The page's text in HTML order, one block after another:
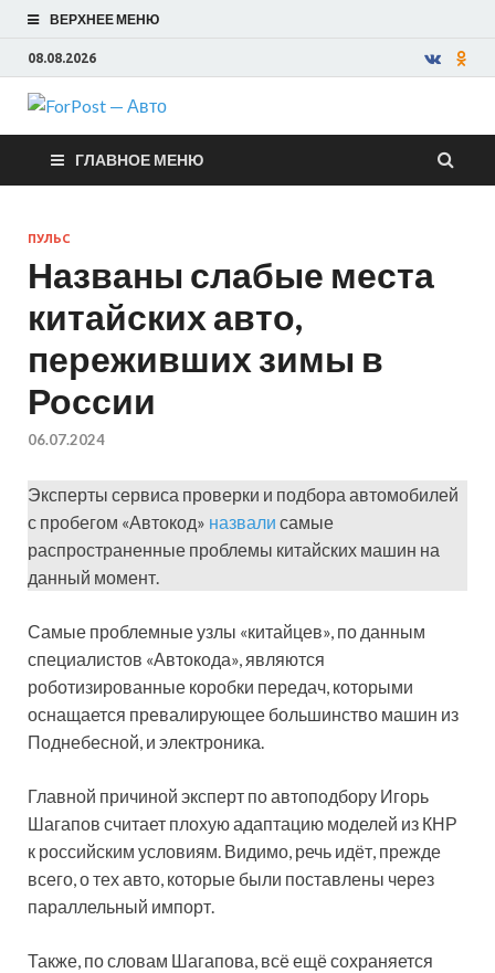
ВЕРХНЕЕ МЕНЮ
08.08.2026
ForPost —
Авто
ГЛАВНОЕ МЕНЮ
ПУЛЬС
Названы слабые места
китайских авто,
переживших зимы в
России
06.07.2024
Эксперты сервиса проверки и подбора автомобилей
с пробегом «Автокод» назвали самые
распространенные проблемы китайских машин на
данный момент.
Самые проблемные узлы «китайцев», по данным
специалистов «Автокода», являются
роботизированные коробки передач, которыми
оснащается превалирующее большинство машин из
Поднебесной, и электроника.
Главной причиной эксперт по автоподбору Игорь
Шагапов считает плохую адаптацию моделей из КНР
к российским условиям. Видимо, речь идёт, прежде
всего, о тех авто, которые были поставлены через
параллельный импорт.
Также, по словам Шагапова, всё ещё сохраняется